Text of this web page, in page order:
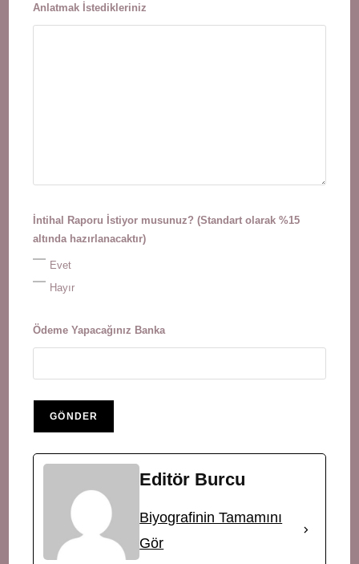
Anlatmak İstedikleriniz
İntihal Raporu İstiyor musunuz? (Standart olarak %15
altında hazırlanacaktır)
Evet
Hayır
Ödeme Yapacağınız Banka
Editör Burcu
Biyografinin Tamamını
Gör